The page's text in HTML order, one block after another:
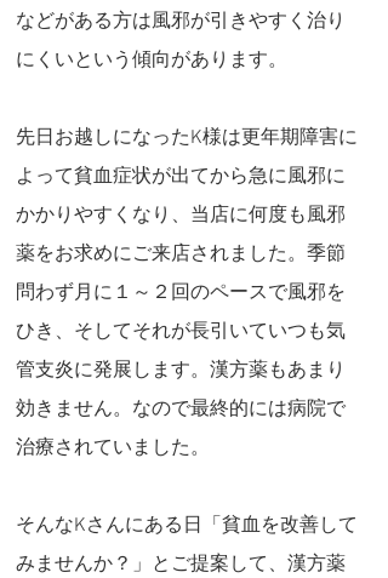
などがある方は風邪が引きやすく治り
にくいという傾向があります。
先日お越しになったK様は更年期障害に
よって貧血症状が出てから急に風邪に
かかりやすくなり、当店に何度も風邪
薬をお求めにご来店されました。季節
問わず月に１～２回のペースで風邪を
ひき、そしてそれが長引いていつも気
管支炎に発展します。漢方薬もあまり
効きません。なので最終的には病院で
治療されていました。
そんなKさんにある日「貧血を改善して
みませんか？」とご提案して、漢方薬